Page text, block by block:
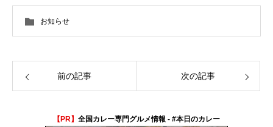
お知らせ
前の記事 次の記事
【PR】 全国カレー専門グルメ情報 - #本日のカレー